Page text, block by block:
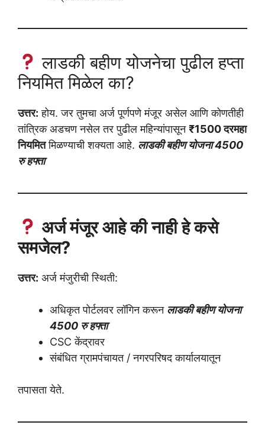
लाडकी बहीण योजनेचा पुढील हप्ता
नियमित मिळेल का?
उत्तर: होय. जर तुमचा अर्ज पूर्णपणे मंजूर असेल आणि कोणतीही
तांत्रिक अडचण नसेल तर पुढील महिन्यांपासून₹1500 दरमहा
नियमितमिळण्याची शक्यता आहे. लाडकी बहीण योजना 4500
रु हफ्ता
अर्ज मंजूर आहे की नाही हे कसे
समजेल?
उत्तर: अर्ज मंजुरीची स्थिती:
अधिकृत पोर्टलवर लॉगिन करून लाडकी बहीण योजना
4500 रु हफ्ता
CSC केंद्रावर
संबंधित ग्रामपंचायत / नगरपरिषद कार्यालयातून
तपासता येते.